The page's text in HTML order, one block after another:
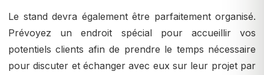
Le stand devra également être parfaitement organisé.
Prévoyez un endroit spécial pour accueillir vos
potentiels clients afin de prendre le temps nécessaire
pour discuter et échanger avec eux sur leur projet par